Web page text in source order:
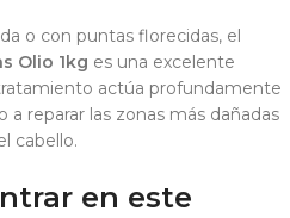
o con puntas florecidas, el
Olio 1kg es una excelente
actúa profundamente
a reparar las zonas más dañadas
cabello.
en este